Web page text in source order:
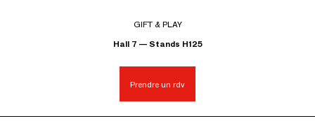
GIFT & PLAY
Hall 7 — Stands H125
Prendre un rdv